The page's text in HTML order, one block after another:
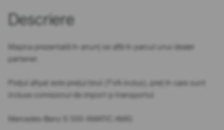
Descriere
Mașina prezentată în anunț se află în parcul unui dealer
partener.
Prețul afișat este prețul brut (TVA inclus), preț în care sunt
incluse comisionul de import și transportul.
Mercedes-Benz S 500 4MATIC AMG